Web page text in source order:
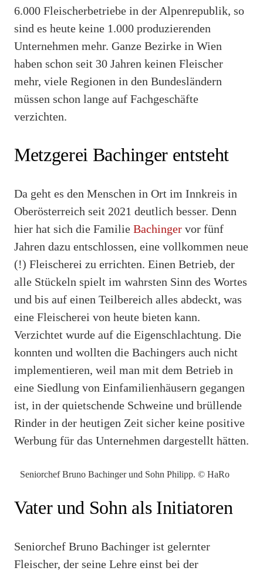
6.000 Fleischerbetriebe in der Alpenrepublik, so
sind es heute keine 1.000 produzierenden
Unternehmen mehr. Ganze Bezirke in Wien
haben schon seit 30 Jahren keinen Fleischer
mehr, viele Regionen in den Bundesländern
müssen schon lange auf Fachgeschäfte
verzichten.
Metzgerei Bachinger entsteht
Da geht es den Menschen in Ort im Innkreis in
Oberösterreich seit 2021 deutlich besser. Denn
hier hat sich die Familie Bachinger vor fünf
Jahren dazu entschlossen, eine vollkommen neue
(!) Fleischerei zu errichten. Einen Betrieb, der
alle Stückeln spielt im wahrsten Sinn des Wortes
und bis auf einen Teilbereich alles abdeckt, was
eine Fleischerei von heute bieten kann.
Verzichtet wurde auf die Eigenschlachtung. Die
konnten und wollten die Bachingers auch nicht
implementieren, weil man mit dem Betrieb in
eine Siedlung von Einfamilienhäusern gegangen
ist, in der quietschende Schweine und brüllende
Rinder in der heutigen Zeit sicher keine positive
Werbung für das Unternehmen dargestellt hätten.
Seniorchef Bruno Bachinger und Sohn Philipp. © HaRo
Vater und Sohn als Initiatoren
Seniorchef Bruno Bachinger ist gelernter
Fleischer, der seine Lehre einst bei der